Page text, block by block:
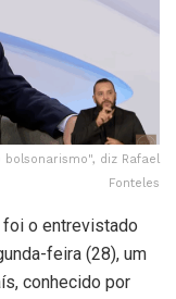
diz Rafael
Fonteles
foi o entrevistado
feira (28), um
conhecido por